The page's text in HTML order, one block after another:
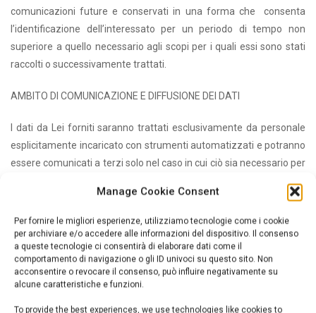
Manage Cookie Consent
Per fornire le migliori esperienze, utilizziamo tecnologie come i cookie
per archiviare e/o accedere alle informazioni del dispositivo. Il consenso
a queste tecnologie ci consentirà di elaborare dati come il
comportamento di navigazione o gli ID univoci su questo sito. Non
acconsentire o revocare il consenso, può influire negativamente su
alcune caratteristiche e funzioni.
To provide the best experiences, we use technologies like cookies to
comunicazioni future e conservati in una forma che consenta
l’identificazione dell’interessato per un periodo di tempo non
superiore a quello necessario agli scopi per i quali essi sono stati
raccolti o successivamente trattati.
AMBITO DI COMUNICAZIONE E DIFFUSIONE DEI DATI
I dati da Lei forniti saranno trattati esclusivamente da personale
esplicitamente incaricato con strumenti automatizzati e potranno
essere comunicati a terzi solo nel caso in cui ciò sia necessario per
I dati personali oggetto di trattamento sono custoditi e controllati,
anche in relazione alle conoscenze acquisite in base al progresso
tecnico, alla natura dei dati e alle specifiche caratteristiche del